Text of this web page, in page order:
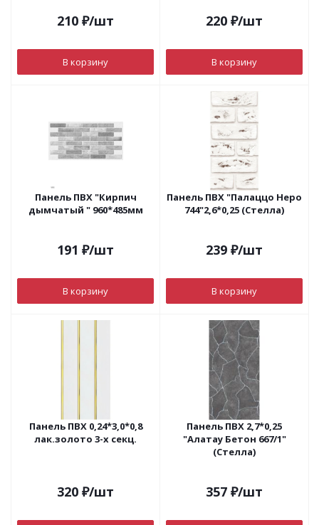
210 ₽/шт
В корзину
220 ₽/шт
В корзину
Панель ПВХ "Кирпич
дымчатый " 960*485мм
191 ₽/шт
В корзину
Панель ПВХ "Палаццо Неро
744"2,6*0,25 (Стелла)
239 ₽/шт
В корзину
Панель ПВХ 0,24*3,0*0,8
лак.золото 3-х секц.
320 ₽/шт
Панель ПВХ 2,7*0,25
"Алатау Бетон 667/1"
(Стелла)
357 ₽/шт